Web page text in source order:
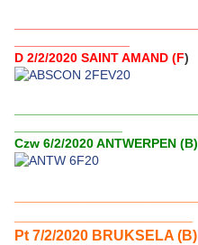
D 2/2/2020 SAINT AMAND (F)
Czw 6/2/2020 ANTWERPEN (B)
Pt 7/2/2020 BRUKSELA (B)